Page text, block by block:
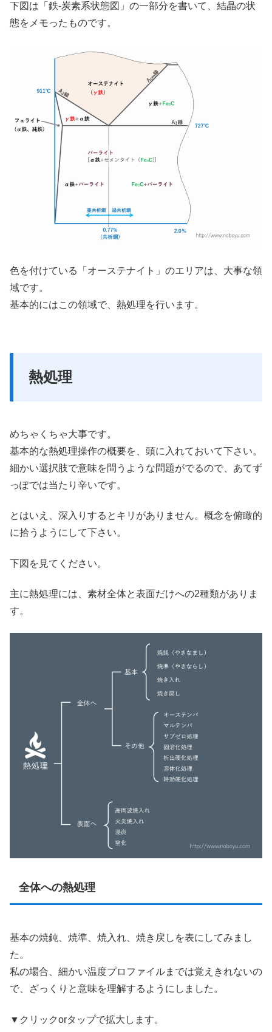
下図は「鉄-炭素系状態図」の一部分を書いて、結晶の状
態をメモったものです。
色を付けている「オーステナイト」のエリアは、大事な領
域です。
基本的にはこの領域で、熱処理を行います。
熱処理
めちゃくちゃ大事です。
基本的な熱処理操作の概要を、頭に入れておいて下さい。
細かい選択肢で意味を問うような問題がでるので、あてず
っぽでは当たり辛いです。
とはいえ、深入りするとキリがありません。概念を俯瞰的
に拾うようにして下さい。
下図を見てください。
主に熱処理には、素材全体と表面だけへの2種類がありま
す。
全体への熱処理
基本の焼鈍、焼準、焼入れ、焼き戻しを表にしてみまし
た。
私の場合、細かい温度プロファイルまでは覚えきれないの
で、ざっくりと意味を理解するようにしました。
▼クリックorタップで拡大します。